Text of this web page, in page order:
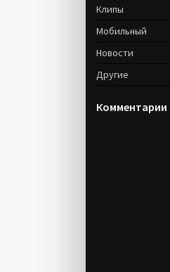
Клипы
Мобильный
Новости
Другие
Комментарии